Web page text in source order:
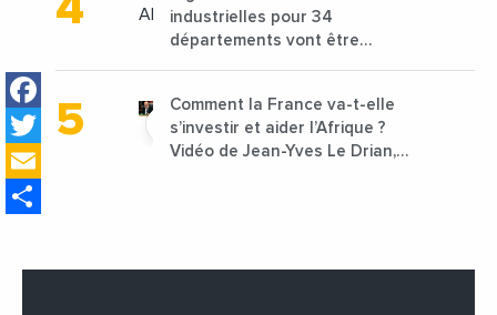
Facebook
Twitter
industrielles pour 34
départements vont être
Comment la France va-t-elle
s’investir et aider l’Afrique ?
Vidéo de Jean-Yves Le Drian,